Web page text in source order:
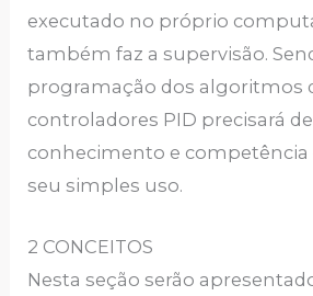
executado no próprio
também faz a supervisão.
programação dos algoritmos
controladores PID precisará
conhecimento e competência
seu simples uso.
2 CONCEITOS
Nesta seção serão